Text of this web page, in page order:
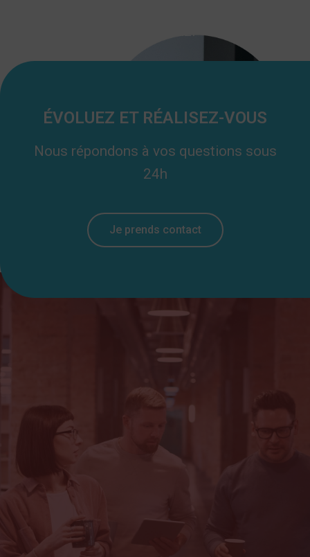
ÉVOLUEZ ET RÉALISEZ-VOUS
Nous répondons à vos questions sous
24h
Je prends contact